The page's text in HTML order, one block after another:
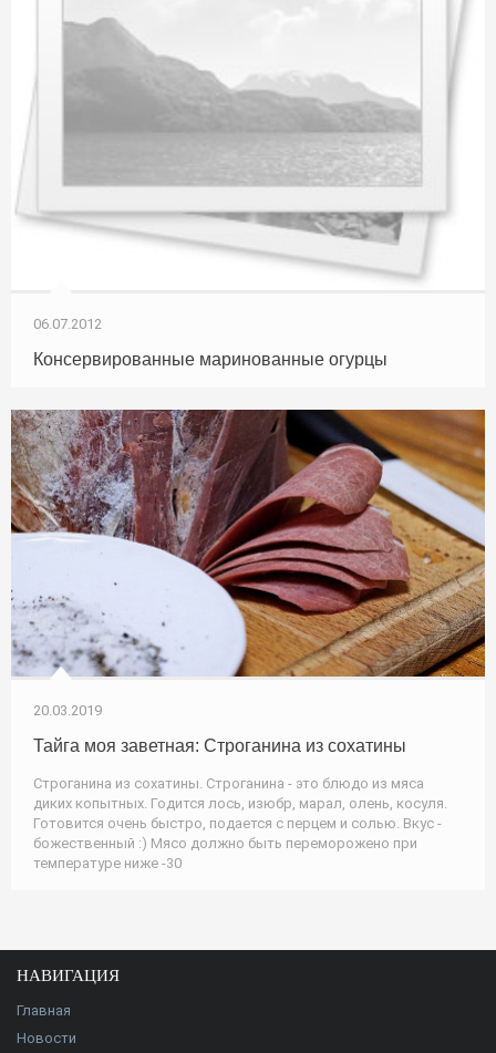
06.07.2012
Консервированные маринованные огурцы
20.03.2019
Тайга моя заветная: Строганина из сохатины
Строганина из сохатины. Строганина - это блюдо из мяса
диких копытных. Годится лось, изюбр, марал, олень, косуля.
Готовится очень быстро, подается с перцем и солью. Вкус -
божественный :) Мясо должно быть переморожено при
температуре ниже -30
НАВИГАЦИЯ
Главная
Новости